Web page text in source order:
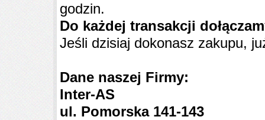
godzin.
Do każdej transakcji
Jeśli dzisiaj dokonasz zakupu,
Dane naszej Firmy:
Inter-AS
ul. Pomorska 141-143